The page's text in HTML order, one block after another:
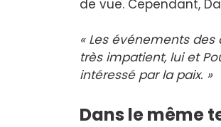
de vue. Cependant,
« Les événements
très impatient, lui et
intéressé par la paix. »
Dans le même